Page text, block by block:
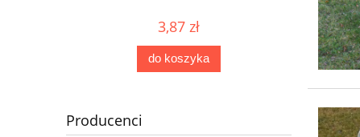
3,87 zł
do koszyka
Producenci